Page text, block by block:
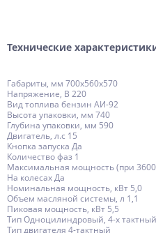
Технические
Габариты, мм 700х560х570
Напряжение, В 220
Вид топлива бензин АИ-92
Высота упаковки, мм 740
Глубина упаковки, мм 590
Двигатель, л.с 15
Кнопка запуска Да
Количество фаз 1
Максимальная мощность (при
На колесах Да
Номинальная мощность, кВт 5,0
Объем масляной системы, л 1,1
Пиковая мощность, кВт 5,5
Тип Одноцилиндровый, 4-х
Тип двигателя 4-тактный